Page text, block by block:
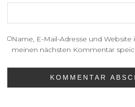
Name, E-Mail-Adresse und
meinen nächsten Kommentar